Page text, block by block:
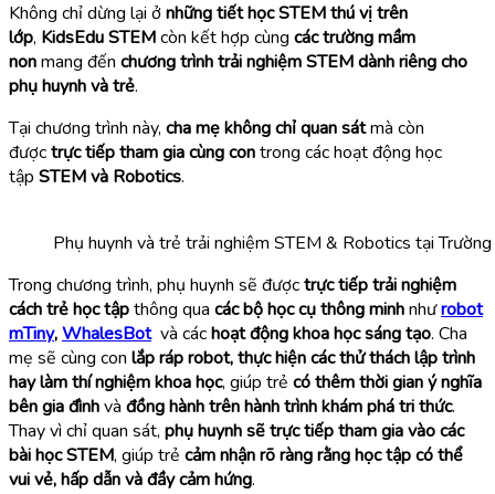
Không chỉ dừng lại ởnhững tiết học STEM thú vị trên
lớp, KidsEdu STEMcòn kết hợp cùng các trường mầm
nonmang đến chương trình trải nghiệm STEM dành riêng cho
phụ huynh và trẻ.
Tại chương trình này, cha mẹ không chỉ quan sátmà còn
đượctrực tiếp tham gia cùng controng các hoạt động học
tập STEM và Robotics.
Phụ huynh và trẻ trải nghiệm STEM & Robotics tại
Trong chương trình, phụ huynh sẽ đượctrực tiếp trải nghiệm
cách trẻ học tậpthông qua các bộ học cụ thông minhnhưrobot
mTiny,WhalesBot và cáchoạt động khoa học sáng tạo. Cha
mẹ sẽ cùng con lắp ráp robot, thực hiện các thử thách lập trình
hay làm thí nghiệm khoa học, giúp trẻ có thêm thời gian ý nghĩa
bên gia đìnhvà đồng hành trên hành trình khám phá tri thức.
Thay vì chỉ quan sát, phụ huynh sẽ trực tiếp tham gia vào các
bài học STEM, giúp trẻ cảm nhận rõ ràng rằng học tập có thể
vui vẻ, hấp dẫn và đầy cảm hứng.